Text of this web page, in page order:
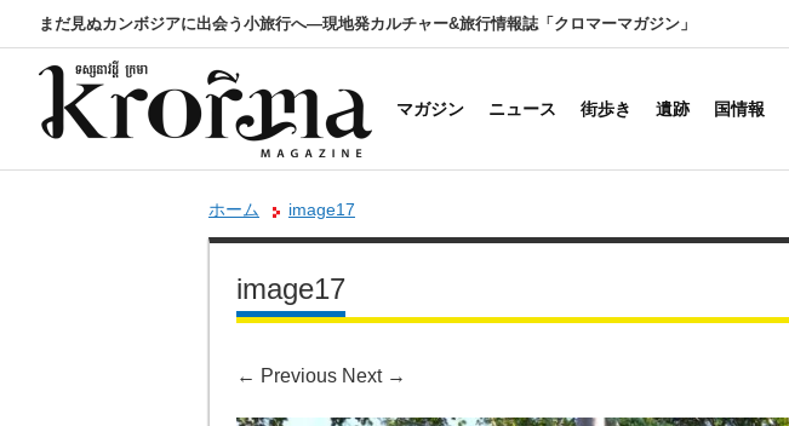
まだ見ぬカンボジアに出会う小旅行へ―現地発カルチャー&旅行情報誌「クロマーマガジン」
マガジン ニュース 街歩き 遺跡 国情報
ホーム image17
image17
← Previous Next →